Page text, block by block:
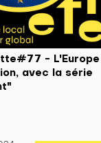
- L'Europe
avec la série